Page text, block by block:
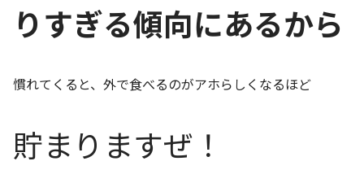
りすぎる傾向にあるから
慣れてくると、外で食べるのがアホらしくなるほど
貯まりますぜ！